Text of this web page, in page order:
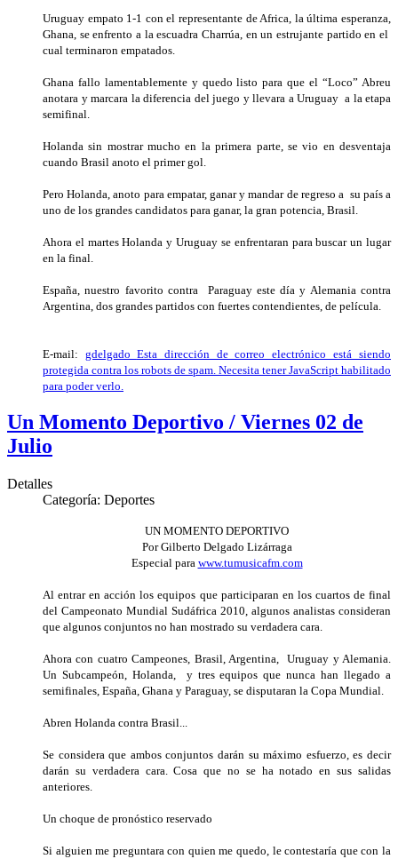
Uruguay empato 1-1 con el representante de Africa, la última esperanza,
Ghana, se enfrento a la escuadra Charrúa, en un estrujante partido en el
cual terminaron empatados.
Ghana fallo lamentablemente y quedo listo para que el “Loco” Abreu
anotara y marcara la diferencia del juego y llevara a Uruguay a la etapa
semifinal.
Holanda sin mostrar mucho en la primera parte, se vio en desventaja
cuando Brasil anoto el primer gol.
Pero Holanda, anoto para empatar, ganar y mandar de regreso a su país a
uno de los grandes candidatos para ganar, la gran potencia, Brasil.
Ahora el martes Holanda y Uruguay se enfrentaran para buscar un lugar
en la final.
España, nuestro favorito contra Paraguay este día y Alemania contra
Argentina, dos grandes partidos con fuertes contendientes, de película.
E-mail: gdelgado_ Esta dirección de correo electrónico está siendo
protegida contra los robots de spam. Necesita tener JavaScript habilitado
para poder verlo.
Un Momento Deportivo / Viernes 02 de
Julio
Detalles
Categoría: Deportes
UN MOMENTO DEPORTIVO
Por Gilberto Delgado Lizárraga
Especial para www.tumusicafm.com
Al entrar en acción los equipos que participaran en los cuartos de final
del Campeonato Mundial Sudáfrica 2010, algunos analistas consideran
que algunos conjuntos no han mostrado su verdadera cara.
Ahora con cuatro Campeones, Brasil, Argentina, Uruguay y Alemania.
Un Subcampeón, Holanda, y tres equipos que nunca han llegado a
semifinales, España, Ghana y Paraguay, se disputaran la Copa Mundial.
Abren Holanda contra Brasil...
Se considera que ambos conjuntos darán su máximo esfuerzo, es decir
darán su verdadera cara. Cosa que no se ha notado en sus salidas
anteriores.
Un choque de pronóstico reservado
Si alguien me preguntara con quien me quedo, le contestaría que con la